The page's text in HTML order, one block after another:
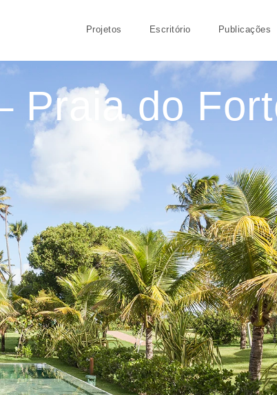
Projetos Escritório Publicações
Praia do